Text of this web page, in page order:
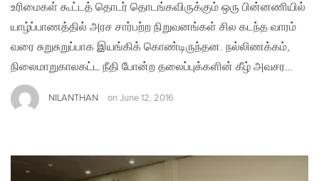
உரிமைகள் கூட்டத் தொடர் தொடங்கவிருக்கும் ஒரு பின்னணியில்
யாழ்ப்பாணத்தில் அரச சார்பற்ற நிறுவனங்கள் சில கடந்த வாரம்
வரை சுறுசுறுப்பாக இயங்கிக் கொண்டிருந்தன. நல்லிணக்கம்,
நிலைமாறுகாலகட்ட நீதி போன்ற தலைப்புக்களின் கீழ் அவசர…
NILANTHAN on June 12, 2016